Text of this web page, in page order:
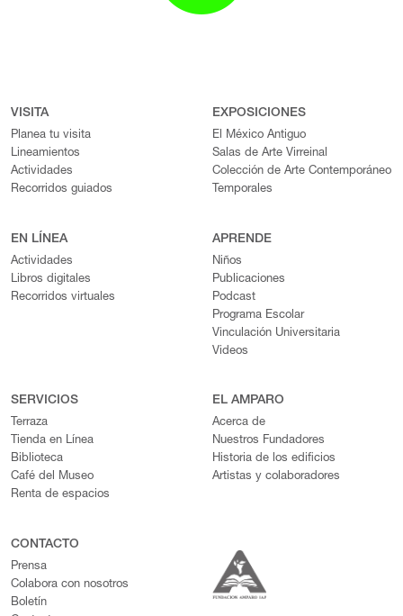
VISITA
Planea tu visita
Lineamientos
Actividades
Recorridos guiados
EXPOSICIONES
El México Antiguo
Salas de Arte Virreinal
Colección de Arte Contemporáneo
Temporales
EN LÍNEA
Actividades
Libros digitales
Recorridos virtuales
APRENDE
Niños
Publicaciones
Podcast
Programa Escolar
Vinculación Universitaria
Videos
SERVICIOS
Terraza
Tienda en Línea
Biblioteca
Café del Museo
Renta de espacios
EL AMPARO
Acerca de
Nuestros Fundadores
Historia de los edificios
Artistas y colaboradores
CONTACTO
Prensa
Colabora con nosotros
Boletín